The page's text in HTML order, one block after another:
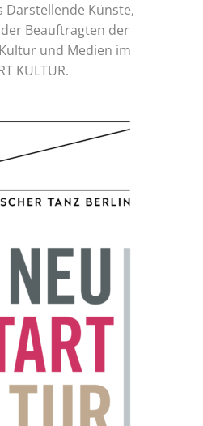
Darstellende Künste,
Beauftragten der
und Medien im
KULTUR.